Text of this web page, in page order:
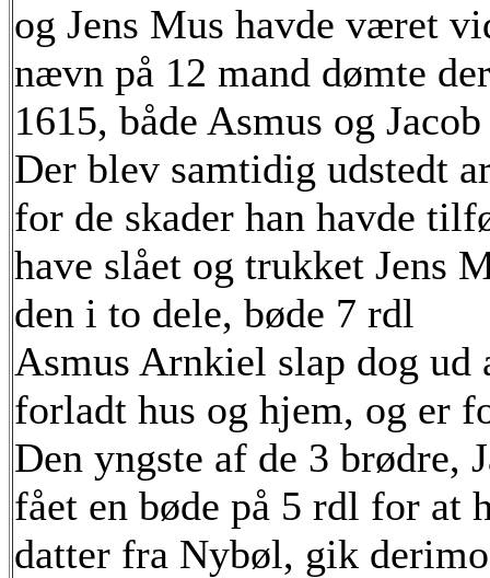
og Jens Mus havde været
nævn på 12 mand dømte
1615, både Asmus og
Der blev samtidig udstedt
for de skader han havde
have slået og trukket Jens
den i to dele, bøde 7 rdl
Asmus Arnkiel slap dog ud
forladt hus og hjem, og er
Den yngste af de 3 brødre,
fået en bøde på 5 rdl for at
datter fra Nybøl, gik